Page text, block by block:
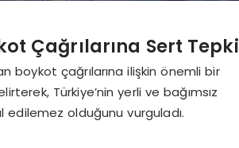
Çağrılarına Sert Tepki
boykot çağrılarına ilişkin önemli bir
Türkiye’nin yerli ve bağımsız
edilemez olduğunu vurguladı.